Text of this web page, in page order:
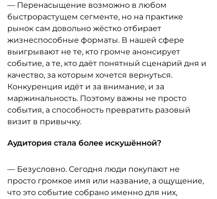
— Перенасыщение возможно в любом
быстрорастущем сегменте, но на практике
рынок сам довольно жёстко отбирает
жизнеспособные форматы. В нашей сфере
выигрывают не те, кто громче анонсирует
событие, а те, кто даёт понятный сценарий дня и
качество, за которым хочется вернуться.
Конкуренция идёт и за внимание, и за
маржинальность. Поэтому важны не просто
события, а способность превратить разовый
визит в привычку.
Аудитория стала более искушённой?
— Безусловно. Сегодня люди покупают не
просто громкое имя или название, а ощущение,
что это событие собрано именно для них,